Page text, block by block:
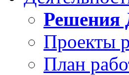
Проекты
План